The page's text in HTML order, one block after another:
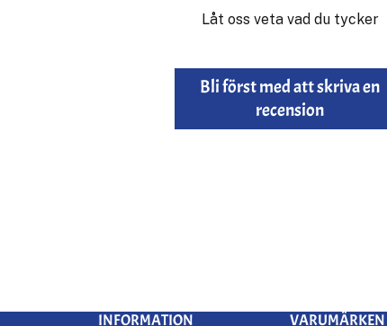
Låt oss veta vad du tycker
Bli först med att skriva en
recension
INFORMATION VARUMÄRKEN